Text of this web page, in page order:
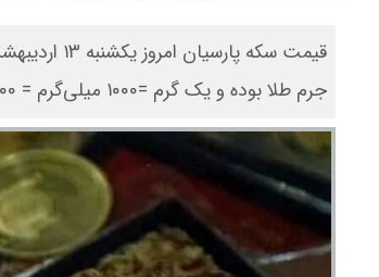
جرم طلا بوده و یک گرم =۱۰۰۰ میلی‌گرم = ۱۰۰۰ سوت است، لذا هر سوت برابر است با یک هزارم گرم.